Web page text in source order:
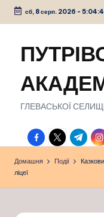
Перейти
сб, 8 серп. 2026 -
ГЛЕВАСЬКОЇ
facebook.com
twitter.com
t.me
Домашня Події
ліцеї